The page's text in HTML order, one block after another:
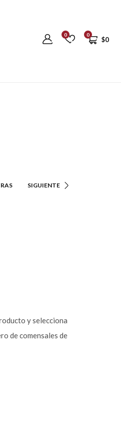
0
$0
0
SIGUIENTE
y selecciona
de comensales de